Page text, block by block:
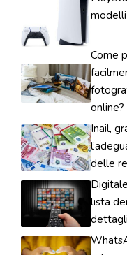
Come
online?
Inail,
delle
lista
dettagli